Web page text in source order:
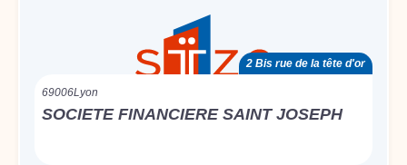
2 Bis rue de la tête d'or
69006Lyon
SOCIETE FINANCIERE SAINT JOSEPH